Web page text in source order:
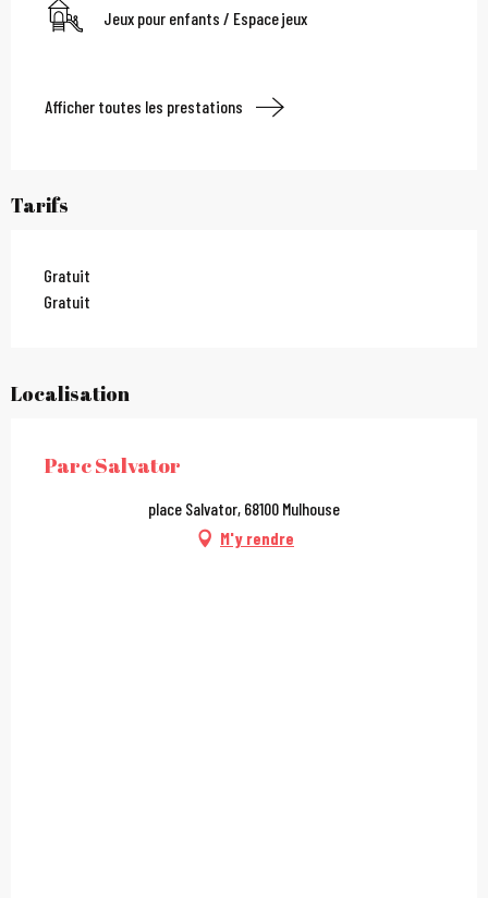
Jeux pour enfants / Espace jeux
Afficher toutes les prestations
Tarifs
Gratuit
Gratuit
Localisation
Parc Salvator
place Salvator, 68100 Mulhouse
M'y rendre